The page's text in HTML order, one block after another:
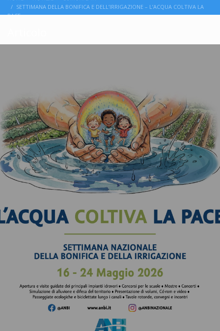
SETTIMANA DELLA BONIFICA E DELL’IRRIGAZIONE – L’ACQUA COLTIVA LA
PACE